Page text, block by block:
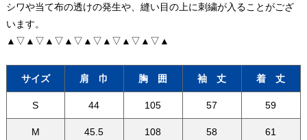
シワや当て布の透けの発生や、縫い目の上に刺繍が入ることがござ
います。
▲▽▲▽▲▽▲▽▲▽▲▽▲▽▲▽▲
サイズ 肩 巾 胸 囲 袖 丈 着 丈
S 44 105 57 59
M 45.5 108 58 61